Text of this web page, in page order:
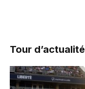
Tour d’actualité